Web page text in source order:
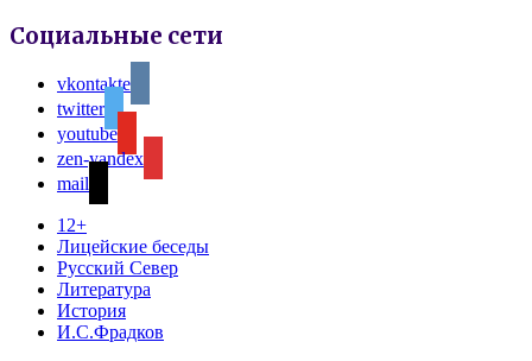
Социальные сети
vkontakte
twitter
youtube
zen-yandex
mail
12+
Лицейские беседы
Русский Север
Литература
История
И.С.Фрадков